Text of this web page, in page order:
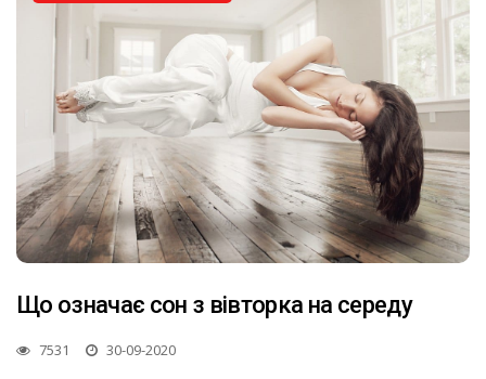
Що означає сон з вівторка на середу
7531 30-09-2020